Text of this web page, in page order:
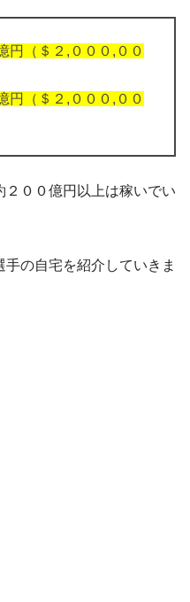
（＄２,０００,００
（＄２,０００,００
００億円以上は稼いでい
の自宅を紹介していきま